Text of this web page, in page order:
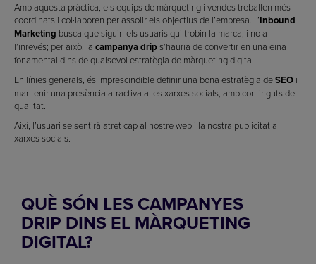
Amb aquesta pràctica, els equips de màrqueting i vendes treballen més
coordinats i col·laboren per assolir els objectius de l’empresa. L’Inbound
Marketing busca que siguin els usuaris qui trobin la marca, i no a
l’inrevés; per això, la campanya drip s’hauria de convertir en una eina
fonamental dins de qualsevol estratègia de màrqueting digital.
En línies generals, és imprescindible definir una bona estratègia deSEO i
mantenir una presència atractiva a les xarxes socials, amb continguts de
qualitat.
Així, l’usuari se sentirà atret cap al nostre web i la nostra publicitat a
xarxes socials.
QUÈ SÓN LES CAMPANYES
DRIP DINS EL MÀRQUETING
DIGITAL?